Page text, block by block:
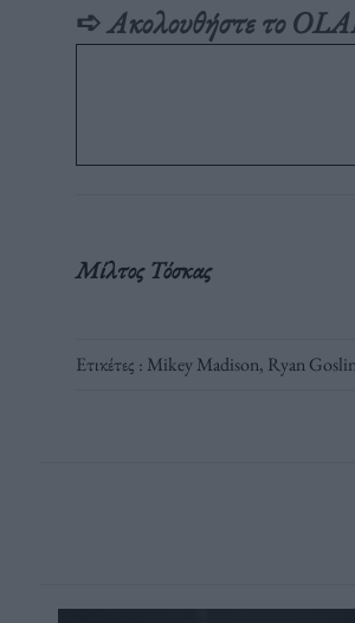
➪Ακολουθήστε το
Μίλτος Τόσκας
Ετικέτες : Mikey Madison, Ryan